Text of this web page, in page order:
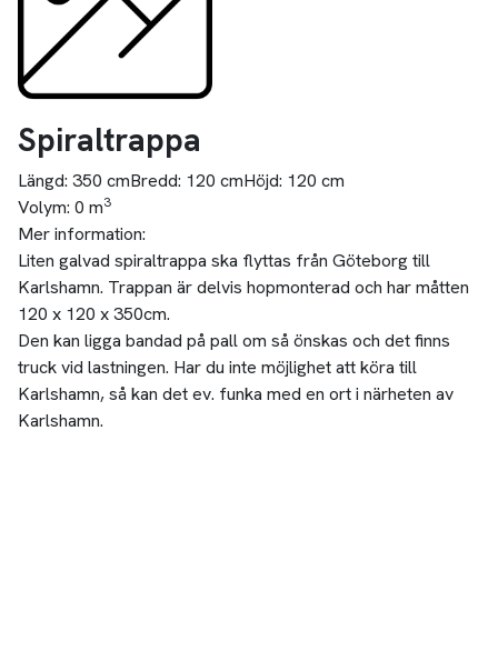
Spiraltrappa
Längd: 350 cmBredd: 120 cmHöjd: 120 cm
Volym: 0 m3
Mer information:
Liten galvad spiraltrappa ska flyttas från Göteborg till
Karlshamn. Trappan är delvis hopmonterad och har måtten
120 x 120 x 350cm.
Den kan ligga bandad på pall om så önskas och det finns
truck vid lastningen. Har du inte möjlighet att köra till
Karlshamn, så kan det ev. funka med en ort i närheten av
Karlshamn.